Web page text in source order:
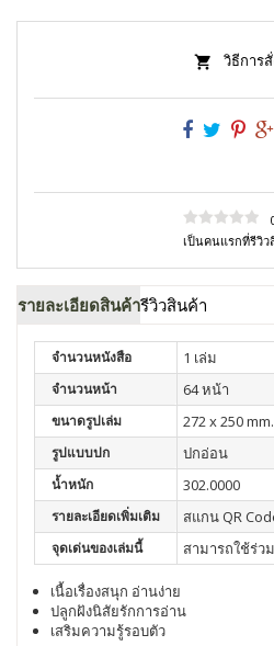
วิธีการ
เป็นคนแรกที่รีวิ
รายละเอียดสินค้ารีวิวสินค้า
จำนวนหนังสือ 1 เล่ม
จำนวนหน้า 64 หน้า
ขนาดรูปเล่ม 272 x 250 mm.
รูปแบบปก ปกอ่อน
น้ำหนัก 302.0000
รายละเอียดเพิ่มเติม สแกน QR
จุดเด่นของเล่มนี้ สามารถใช้ร่ว
เนื้อเรื่องสนุก อ่านง่าย
ปลูกฝังนิสัยรักการอ่าน
เสริมความรู้รอบตัว